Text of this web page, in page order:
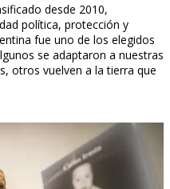
desde 2010,
política, protección y
fue uno de los elegidos
se adaptaron a nuestras
otros vuelven a la tierra que